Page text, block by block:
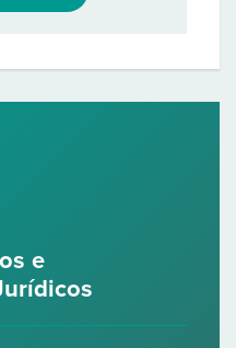
e